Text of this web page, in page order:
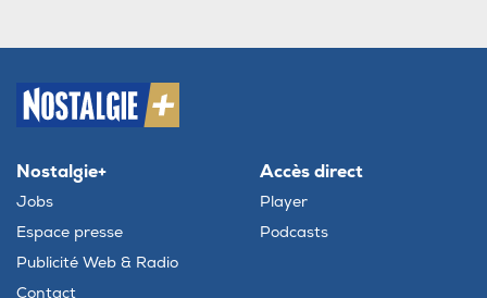
Nostalgie+
Jobs
Espace presse
Publicité Web & Radio
Contact
Accès direct
Player
Podcasts